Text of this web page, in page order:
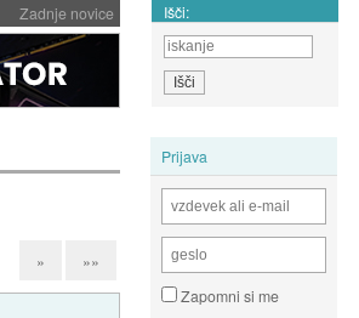
Zadnje novice Išči:
Prijava
Zapomni si me
» »»